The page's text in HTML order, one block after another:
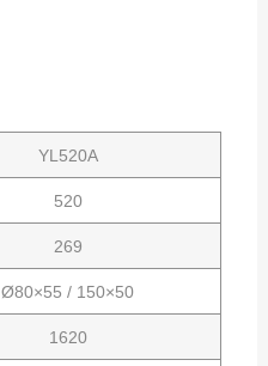
YL520A
520
269
Ø80×55 / 150×50
1620